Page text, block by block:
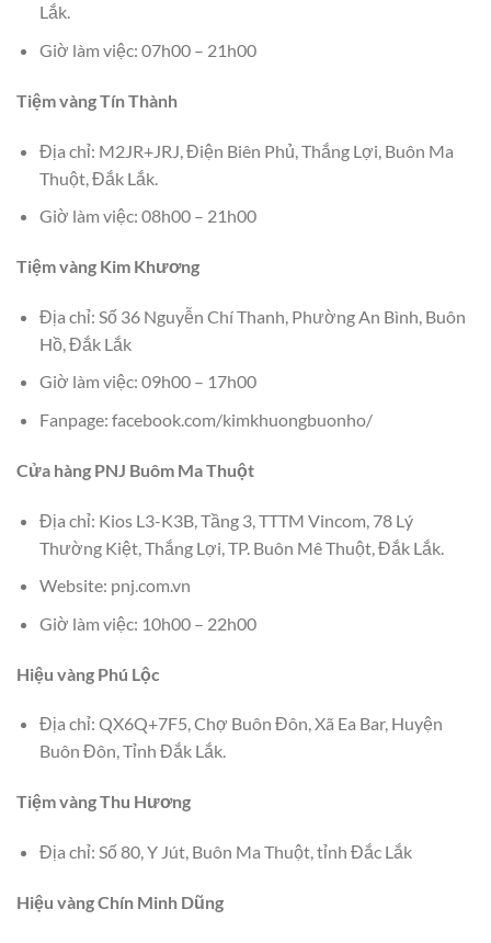
Lắk.
Giờ làm việc: 07h00 – 21h00
Tiệm vàng Tín Thành
Địa chỉ: M2JR+JRJ, Điện Biên Phủ, Thắng Lợi, Buôn Ma
Thuột, Đắk Lắk.
Giờ làm việc: 08h00 – 21h00
Tiệm vàng Kim Khương
Địa chỉ: Số 36 Nguyễn Chí Thanh, Phường An Bình, Buôn
Hồ, Đắk Lắk
Giờ làm việc: 09h00 – 17h00
Fanpage: facebook.com/kimkhuongbuonho/
Cửa hàng PNJ Buôm Ma Thuột
Địa chỉ: Kios L3-K3B, Tầng 3, TTTM Vincom, 78 Lý
Thường Kiệt, Thắng Lợi, TP. Buôn Mê Thuột, Đắk Lắk.
Website: pnj.com.vn
Giờ làm việc: 10h00 – 22h00
Hiệu vàng Phú Lộc
Địa chỉ: QX6Q+7F5, Chợ Buôn Đôn, Xã Ea Bar, Huyện
Buôn Đôn, Tỉnh Đắk Lắk.
Tiệm vàng Thu Hương
Địa chỉ: Số 80, Y Jút, Buôn Ma Thuột, tỉnh Đắc Lắk
Hiệu vàng Chín Minh Dũng